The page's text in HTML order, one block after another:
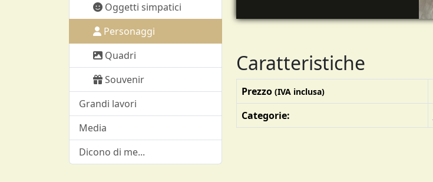
Oggetti simpatici
Personaggi
Quadri
Souvenir
Grandi lavori
Media
Dicono di me...
Caratteristiche
Prezzo (IVA inclusa)
Categorie: